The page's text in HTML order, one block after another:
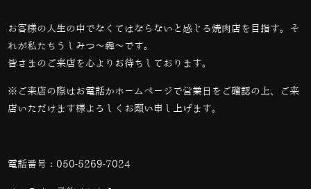
お客様の人生の中でなくてはならないと感じる焼肉店を目指す。そ
れが私たちうしみつ～犇～です。
皆さまのご来店を心よりお待ちしております。
※ご来店の際はお電話かホームページで営業日をご確認の上、ご来
店いただけます様よろしくお願い申し上げます。
電話番号： 050-5269-7024